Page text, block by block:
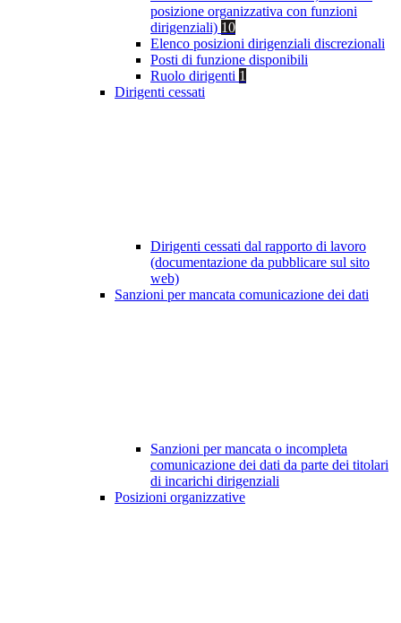
posizione organizzativa con funzioni
dirigenziali) 10
Elenco posizioni dirigenziali discrezionali
Posti di funzione disponibili
Ruolo dirigenti 1
Dirigenti cessati
Dirigenti cessati dal rapporto di lavoro
(documentazione da pubblicare sul sito
web)
Sanzioni per mancata comunicazione dei dati
Sanzioni per mancata o incompleta
comunicazione dei dati da parte dei titolari
di incarichi dirigenziali
Posizioni organizzative